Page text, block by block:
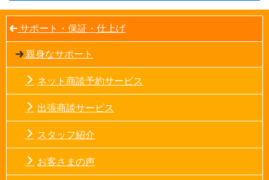
サポート・保証・仕上げ
親身なサポート
ネット商談予約サービス
出張商談サービス
スタッフ紹介
お客さまの声